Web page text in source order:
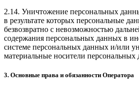
2.14. Уничтожение персональных
в результате которых персональные
безвозвратно с невозможностью
содержания персональных данных в
системе персональных данных и/или
материальные носители персональных
3. Основные права и обязанности Оператора